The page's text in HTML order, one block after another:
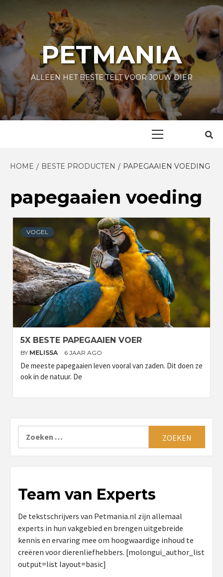
content
PETMANIA
ALLEEN HET BESTE TELT VOOR JOUW DIER
HOME BESTE PRODUCTEN PAPEGAAIEN VOEDING
papegaaien voeding
VOGEL
5X BESTE PAPEGAAIEN VOER
BY MELISSA 6 JAAR AGO
De meeste papegaaien leven vooral van zaden. Dit doen ze
ook in de natuur. De
Team van Experts
De tekstschrijvers van Petmania.nl zijn allemaal
experts in hun vakgebied en brengen uitgebreide
kennis en ervaring mee om hoogwaardige inhoud te
creëren voor dierenliefhebbers. [molongui_author_list
output=list layout=basic]